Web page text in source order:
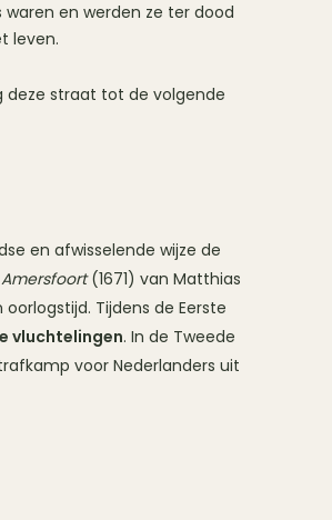
en werden ze ter dood
leven.
deze straat tot de volgende
en afwisselende wijze de
(1671) van Matthias
Tijdens de Eerste
vluchtelingen. In de Tweede
voor Nederlanders uit